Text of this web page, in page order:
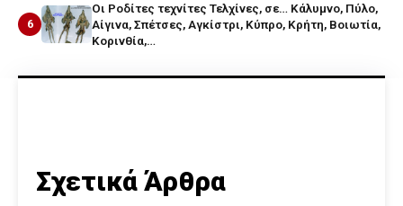
6
Οι Ροδίτες τεχνίτες Τελχίνες, σε… Κάλυμνο, Πύλο,
Αίγινα, Σπέτσες, Αγκίστρι, Κύπρο, Κρήτη, Βοιωτία,
Κορινθία,…
Σχετικά Άρθρα